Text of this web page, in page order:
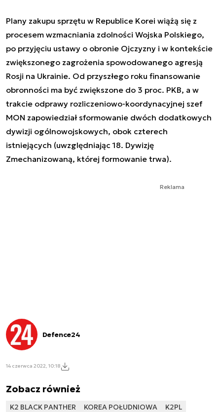
Plany zakupu sprzętu w Republice Korei wiążą się z
procesem wzmacniania zdolności Wojska Polskiego,
po przyjęciu ustawy o obronie Ojczyzny i w kontekście
zwiększonego zagrożenia spowodowanego agresją
Rosji na Ukrainie. Od przyszłego roku finansowanie
obronności ma być zwiększone do 3 proc. PKB, a w
trakcie odprawy rozliczeniowo-koordynacyjnej szef
MON zapowiedział sformowanie dwóch dodatkowych
dywizji ogólnowojskowych, obok czterech
istniejących (uwzględniając 18. Dywizję
Zmechanizowaną, której formowanie trwa).
Reklama
Defence24
14 czerwca 2022, 10:18
Zobacz również
K2 BLACK PANTHER KOREA POŁUDNIOWA
K2PL